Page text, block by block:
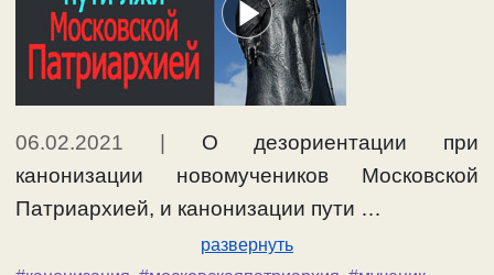
06.02.2021 | О дезориентации при
канонизации новомучеников Московской
Патриархией, и канонизации пути …
развернуть